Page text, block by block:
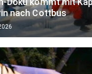
nach Cottbus